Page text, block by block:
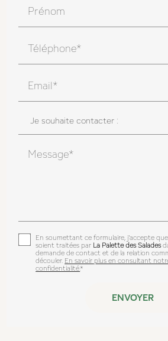
Prénom
Téléphone*
Email*
Message*
En soumettant ce formulaire, j'accepte
soient traitées par La Palette des Salades
demande de contact et de la relation
découler. En savoir plus en consultant
confidentialité.*